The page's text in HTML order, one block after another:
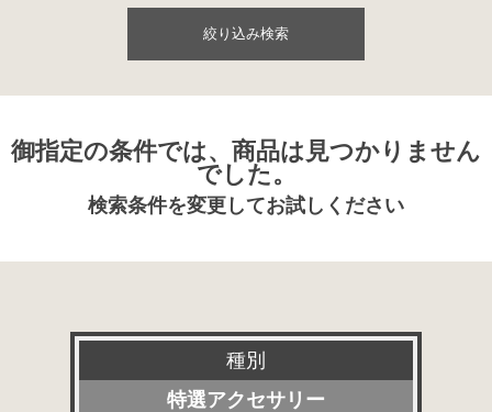
絞り込み検索
御指定の条件では、商品は見つかりません
でした。
検索条件を変更してお試しください
種別
特選アクセサリー